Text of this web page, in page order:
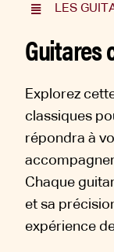
LES
Guitares
Explorez
classiques
répondra à
Chaque
et sa
expérience